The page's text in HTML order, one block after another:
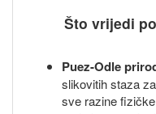
Što vrijedi
Puez-Odle
slikovitih staza
sve razine